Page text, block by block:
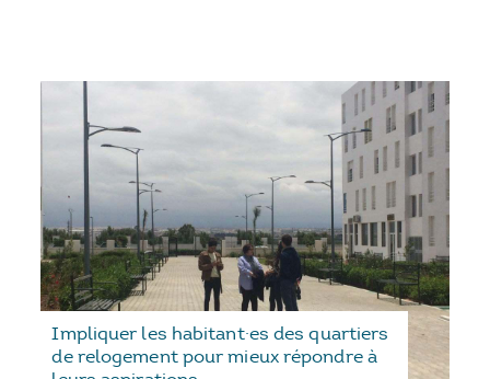
Impliquer les habitant·es des quartiers
de relogement pour mieux répondre à